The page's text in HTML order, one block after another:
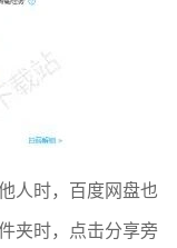
人时，百度网盘也
夹时，点击分享旁